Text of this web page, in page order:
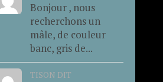
Bonjour , nous
recherchons un
mâle, de couleur
banc, gris de...
TISON DIT